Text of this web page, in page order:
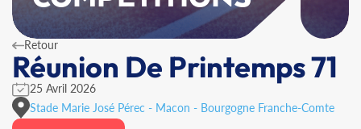
Retour
Réunion De Printemps 71
25 Avril 2026
Stade Marie José Pérec - Macon - Bourgogne Franche-Comte